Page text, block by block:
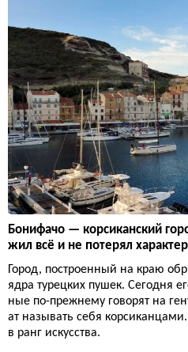
Бонифачо — корсиканский
жил всё и не потерял характер
Город, построенный на краю
ядра турецких пушек. Сегодня
ные по-прежнему говорят на
ат называть себя
в ранг искусства.